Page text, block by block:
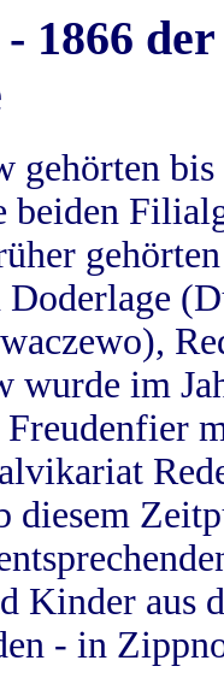
- 1866
gehörten
beiden
im
Freudenfier
diesem
Kinder aus
- in